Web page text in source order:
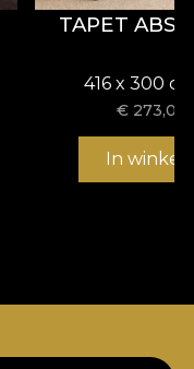
TAPET
416 x 300
€ 273,08
In